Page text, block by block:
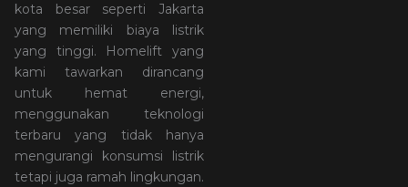
kota besar seperti Jakarta
yang memiliki biaya listrik
yang tinggi. Homelift yang
kami tawarkan dirancang
untuk hemat energi,
menggunakan teknologi
terbaru yang tidak hanya
mengurangi konsumsi listrik
tetapi juga ramah lingkungan.